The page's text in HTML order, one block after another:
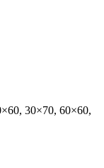
30×70, 60×60,